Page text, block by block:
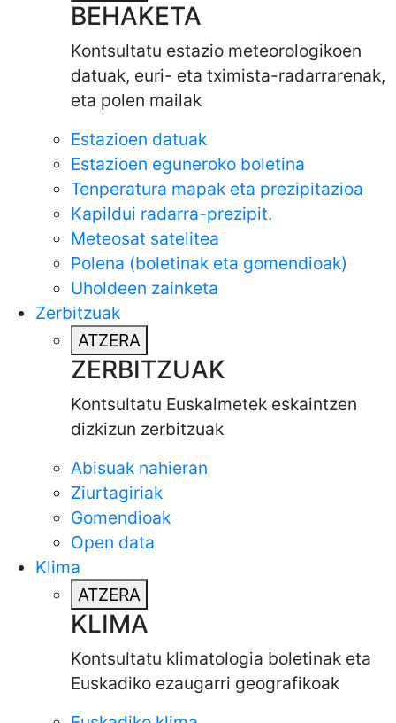
BEHAKETA
Kontsultatu estazio meteorologikoen
datuak, euri- eta tximista-radarrarenak,
eta polen mailak
Estazioen datuak
Estazioen eguneroko boletina
Tenperatura mapak eta prezipitazioa
Kapildui radarra-prezipit.
Meteosat satelitea
Polena (boletinak eta gomendioak)
Uholdeen zainketa
Zerbitzuak
ATZERA
ZERBITZUAK
Kontsultatu Euskalmetek eskaintzen
dizkizun zerbitzuak
Abisuak nahieran
Ziurtagiriak
Gomendioak
Open data
Klima
ATZERA
KLIMA
Kontsultatu klimatologia boletinak eta
Euskadiko ezaugarri geografikoak